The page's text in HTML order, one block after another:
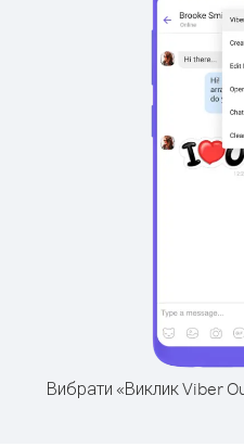
Вибрати «Виклик Viber